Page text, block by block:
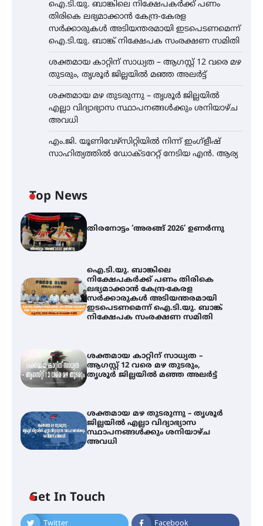
ഐ.ടി.യു. ബാങ്കിലെ നിക്ഷേപകർക്ക് പണം
തിരികെ ലഭ്യമാക്കാൻ കേന്ദ്ര-കേരള
സർക്കാരുകൾ അടിയന്തരമായി ഇടപെടണമെന്ന്
ഐ.ടി.യു. ബാങ്ക് നിക്ഷേപക സംരക്ഷണ സമിതി
ശക്തമായ കാറ്റിന് സാധ്യത – ആഗസ്റ്റ് 12 വരെ മഴ
തുടരും, തൃശൂർ ജില്ലയിൽ മഞ്ഞ അലർട്ട്
ശക്തമായ മഴ തുടരുന്നു – തൃശൂർ ജില്ലയിൽ
എല്ലാ വിദ്യാഭ്യാസ സ്ഥാപനങ്ങൾക്കും ശനിയാഴ്ച
അവധി
എം.ജി. യൂണിവേഴ്‌സിറ്റിയിൽ നിന്ന് ഇംഗ്ളീഷ്
സാഹിത്യത്തിൽ ഡോക്ടറേറ്റ് നേടിയ എൻ. ആര്യ
Top News
തിരനോട്ടം ‘അരങ്ങ് 2026’ ഉണർന്നു
ഐ.ടി.യു. ബാങ്കിലെ
നിക്ഷേപകർക്ക് പണം തിരികെ
ലഭ്യമാക്കാൻ കേന്ദ്ര-കേരള
സർക്കാരുകൾ അടിയന്തരമായി
ഇടപെടണമെന്ന് ഐ.ടി.യു. ബാങ്ക്
നിക്ഷേപക സംരക്ഷണ സമിതി
ശക്തമായ കാറ്റിന് സാധ്യത –
ആഗസ്റ്റ് 12 വരെ മഴ തുടരും,
തൃശൂർ ജില്ലയിൽ മഞ്ഞ അലർട്ട്
ശക്തമായ മഴ തുടരുന്നു – തൃശൂർ
ജില്ലയിൽ എല്ലാ വിദ്യാഭ്യാസ
സ്ഥാപനങ്ങൾക്കും ശനിയാഴ്ച
അവധി
Get In Touch
Twitter Facebook
ഐ.ടി.യു. ബാങ്കിലെ
നിക്ഷേപകർക്ക് പണം തിരികെ
ലഭ്യമാക്കാൻ കേന്ദ്ര-കേരള
ആഗസ്റ്റ് 12 വരെ മഴ തുടരും,